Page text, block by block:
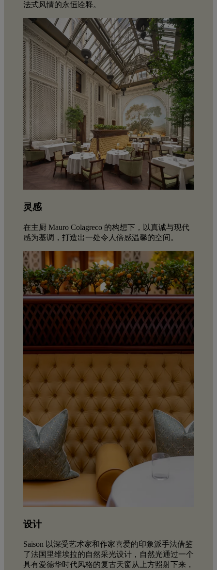
法式风情的永恒诠释。
灵感
在主厨 Mauro Colagreco 的构想下，以真诚与现代
感为基调，打造出一处令人倍感温馨的空间。
设计
Saison 以深受艺术家和作家喜爱的印象派手法借鉴
了法国里维埃拉的自然采光设计，自然光通过一个
具有爱德华时代风格的复古天窗从上方照射下来，